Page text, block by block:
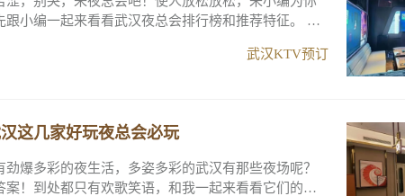
小编一起来看看武汉夜总会排行榜和推荐特征。 下
武汉KTV预订
这几家好玩夜总会必玩
爆多彩的夜生活，多姿多彩的武汉有那些夜场呢？
！到处都只有欢歌笑语，和我一起来看看它们的消